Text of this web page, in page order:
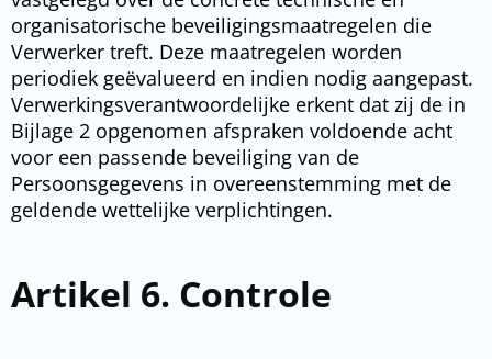
organisatorische beveiligingsmaatregelen die
Verwerker treft. Deze maatregelen worden
periodiek geëvalueerd en indien nodig aangepast.
Verwerkingsverantwoordelijke erkent dat zij de in
Bijlage 2 opgenomen afspraken voldoende acht
voor een passende beveiliging van de
Persoonsgegevens in overeenstemming met de
geldende wettelijke verplichtingen.
Artikel 6. Controle